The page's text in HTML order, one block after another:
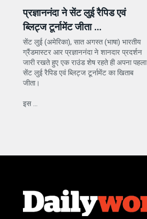
प्रज्ञाननंदा ने सेंट लुई रैपिड एवं
ब्लिट्ज टूर्नामेंट जीता ...
सेंट लुई (अमेरिका), सात अगस्त (भाषा) भारतीय
ग्रैंडमास्टर आर प्रज्ञाननंदा ने शानदार प्रदर्शन
जारी रखते हुए एक राउंड शेष रहते ही अपना पहला
सेंट लुई रैपिड एवं ब्लिट्ज टूर्नामेंट का खिताब
जीता।
इस ...